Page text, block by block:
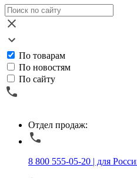
По товарам
По новостям
По сайту
Отдел продаж:
8 800 555-05-20 | для